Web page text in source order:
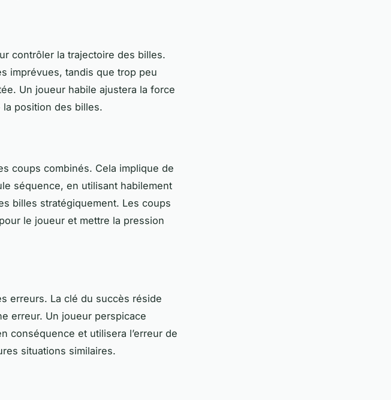
contrôler la trajectoire des billes.
imprévues, tandis que trop peu
Un joueur habile ajustera la force
position des billes.
coups combinés. Cela implique de
séquence, en utilisant habilement
billes stratégiquement. Les coups
le joueur et mettre la pression
erreurs. La clé du succès réside
erreur. Un joueur perspicace
conséquence et utilisera l’erreur de
situations similaires.